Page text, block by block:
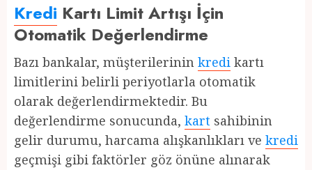
Kredi Kartı Limit Artışı İçin
Otomatik Değerlendirme
Bazı bankalar, müşterilerinin kredi kartı
limitlerini belirli periyotlarla otomatik
olarak değerlendirmektedir. Bu
değerlendirme sonucunda, kart sahibinin
gelir durumu, harcama alışkanlıkları ve kredi
geçmişi gibi faktörler göz önüne alınarak